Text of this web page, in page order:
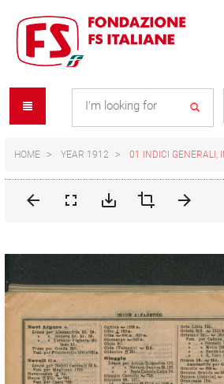
content
navigation
menu
HOME YEAR 1912 01 INDICI GENERALI,